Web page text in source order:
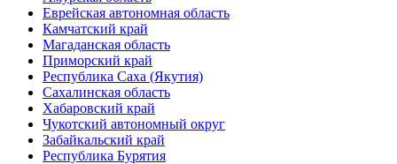
Еврейская автономная область
Камчатский край
Магаданская область
Приморский край
Республика Саха (Якутия)
Сахалинская область
Хабаровский край
Чукотский автономный округ
Забайкальский край
Республика Бурятия